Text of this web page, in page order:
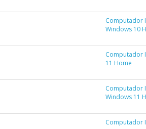
Computador
Windows 10
Computador
11 Home
Computador
Windows 11
Computador